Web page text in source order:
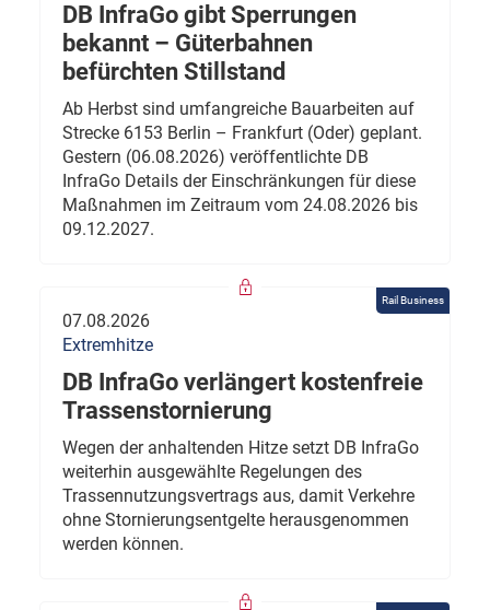
DB InfraGo gibt Sperrungen
bekannt – Güterbahnen
befürchten Stillstand
Ab Herbst sind umfangreiche Bauarbeiten auf
Strecke 6153 Berlin – Frankfurt (Oder) geplant.
Gestern (06.08.2026) veröffentlichte DB
InfraGo Details der Einschränkungen für diese
Maßnahmen im Zeitraum vom 24.08.2026 bis
09.12.2027.
Rail Business
07.08.2026
Extremhitze
DB InfraGo verlängert kostenfreie
Trassenstornierung
Wegen der anhaltenden Hitze setzt DB InfraGo
weiterhin ausgewählte Regelungen des
Trassennutzungsvertrags aus, damit Verkehre
ohne Stornierungsentgelte herausgenommen
werden können.